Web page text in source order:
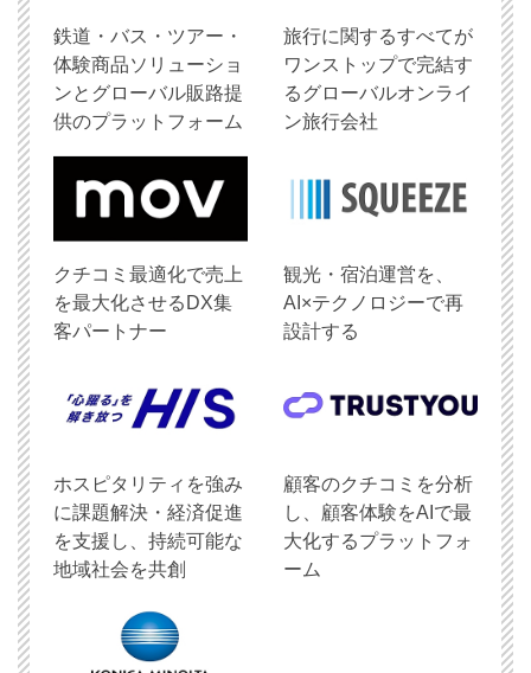
鉄道・バス・ツアー・
体験商品ソリューショ
ンとグローバル販路提
供のプラットフォーム
旅行に関するすべてが
ワンストップで完結す
るグローバルオンライ
ン旅行会社
クチコミ最適化で売上
を最大化させるDX集
客パートナー
観光・宿泊運営を、
AI×テクノロジーで再
設計する
ホスピタリティを強み
に課題解決・経済促進
を支援し、持続可能な
地域社会を共創
顧客のクチコミを分析
し、顧客体験をAIで最
大化するプラットフォ
ーム